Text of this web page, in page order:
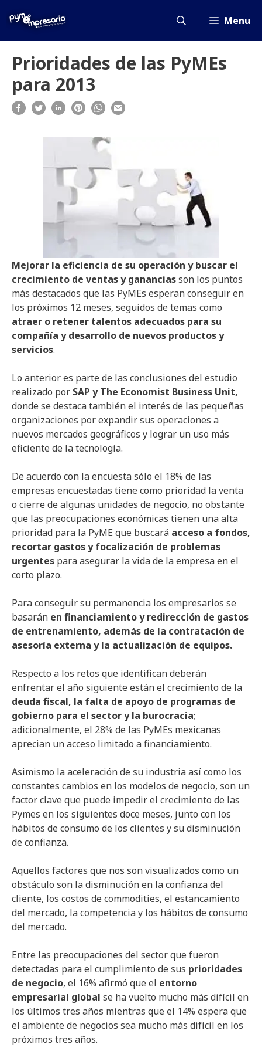
Menu
Prioridades de las PyMEs
para 2013
Mejorar la eficiencia de su operación y buscar el
crecimiento de ventas y gananciasson los puntos
más destacados que las PyMEs esperan conseguir en
los próximos 12 meses, seguidos de temas como
atraer o retener talentos adecuados para su
compañía y desarrollo de nuevos productos y
servicios.
Lo anterior es parte de las conclusiones del estudio
realizado por SAP y The Economist Business Unit,
donde se destaca también el interés de las pequeñas
organizaciones por expandir sus operaciones a
nuevos mercados geográficos y lograr un uso más
eficiente de la tecnología.
De acuerdo con la encuesta sólo el 18% de las
empresas encuestadas tiene como prioridad la venta
o cierre de algunas unidades de negocio, no obstante
que las preocupaciones económicas tienen una alta
prioridad para la PyME que buscará acceso a fondos,
recortar gastos y focalización de problemas
urgentes para asegurar la vida de la empresa en el
corto plazo.
Para conseguir su permanencia los empresarios se
basarán en financiamiento y redirección de gastos
de entrenamiento, además de la contratación de
asesoría externa y la actualización de equipos.
Respecto a los retos que identifican deberán
enfrentar el año siguiente están el crecimiento de la
deuda fiscal, la falta de apoyo de programas de
gobierno para el sector y la burocracia;
adicionalmente, el 28% de las PyMEs mexicanas
aprecian un acceso limitado a financiamiento.
Asimismo la aceleración de su industria así como los
constantes cambios en los modelos de negocio, son un
factor clave que puede impedir el crecimiento de las
Pymes en los siguientes doce meses, junto con los
hábitos de consumo de los clientes y su disminución
de confianza.
Aquellos factores que nos son visualizados como un
obstáculo son la disminución en la confianza del
cliente, los costos de commodities, el estancamiento
del mercado, la competencia y los hábitos de consumo
del mercado.
Entre las preocupaciones del sector que fueron
detectadas para el cumplimiento de sus prioridades
de negocio, el 16% afirmó que el entorno
empresarial global se ha vuelto mucho más difícil en
los últimos tres años mientras que el 14% espera que
el ambiente de negocios sea mucho más difícil en los
próximos tres años.